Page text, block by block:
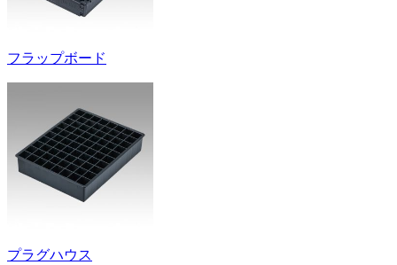
フラップボード
プラグハウス